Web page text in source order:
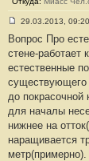
о
б
щ
н
и
#
7
29.03.2013, 09:20
Вопрос Про
стене-работает
естественные
существующего
до
для началы
нижнее на
наращивается